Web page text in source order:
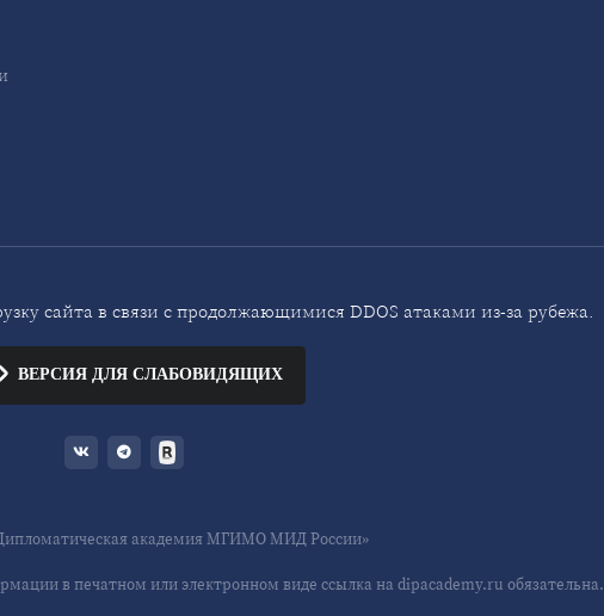
сайта в связи с продолжающимися DDOS атаками из-за рубежа.
ВЕРСИЯ ДЛЯ СЛАБОВИДЯЩИХ
академия МГИМО МИД России»
в печатном или электронном виде ссылка на dipacademy.ru обязательна.